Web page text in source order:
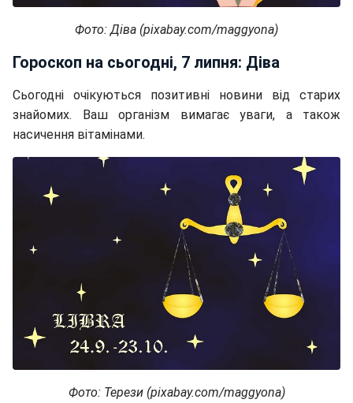
Фото: Діва (pixabay.com/maggyona)
Гороскоп на сьогодні, 7 липня: Діва
Сьогодні очікуються позитивні новини від старих
знайомих. Ваш організм вимагає уваги, а також
насичення вітамінами.
Фото: Терези (pixabay.com/maggyona)